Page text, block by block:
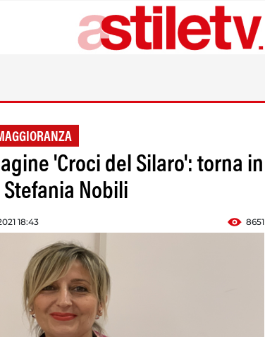
'Croci del Silaro': torna in
Nobili
18:43 8651